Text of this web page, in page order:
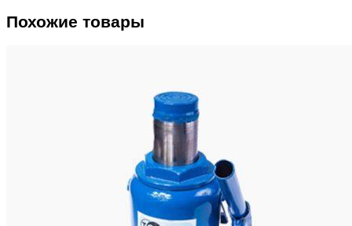
Похожие товары